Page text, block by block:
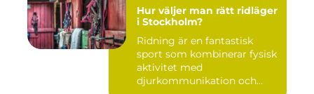
Hur väljer man rätt ridläger
i Stockholm?
Ridning är en fantastisk
sport som kombinerar fysisk
aktivitet med
djurkommunikation och